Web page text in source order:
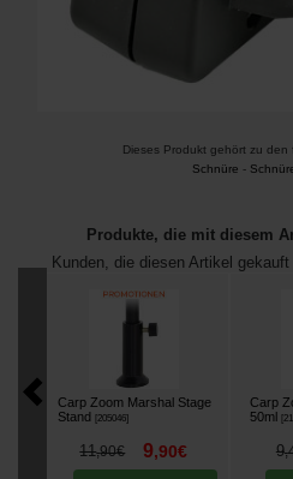
Dieses Produkt gehört zu
Schnüre -
Produkte, die mit diesem
Kunden, die diesen Artikel
Carp Zoom Marshal Stage
Stand
[205046]
11,90€ 9,90€
Carp
50ml [
9,